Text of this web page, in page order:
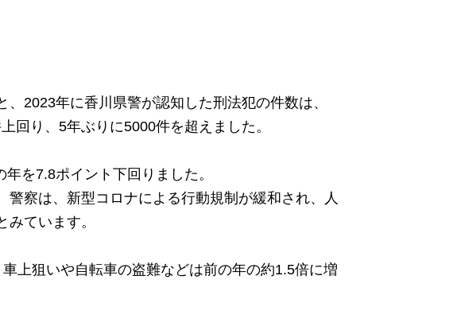
2023年に香川県警が認知した刑法犯の件数は、
回り、5年ぶりに5000件を超えました。
を7.8ポイント下回りました。
察は、新型コロナによる行動規制が緩和され、人
ています。
上狙いや自転車の盗難などは前の年の約1.5倍に増